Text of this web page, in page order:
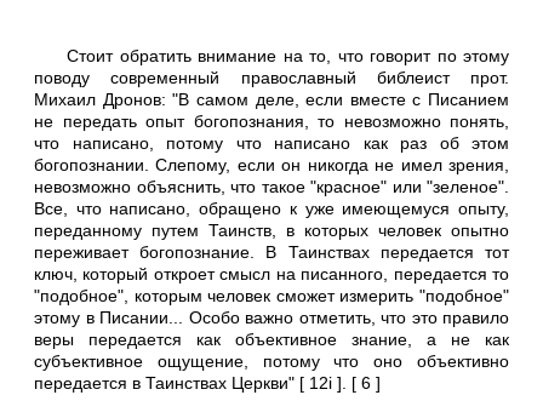
Стоит обратить внимание на то, что говорит по этому
поводу современный православный библеист прот.
Михаил Дронов: "В самом деле, если вместе с Писанием
не передать опыт богопознания, то невозможно понять,
что написано, потому что написано как раз об этом
богопознании. Слепому, если он никогда не имел зрения,
невозможно объяснить, что такое "красное" или "зеленое".
Все, что написано, обращено к уже имеющемуся опыту,
переданному путем Таинств, в которых человек опытно
переживает богопознание. В Таинствах передается тот
ключ, который откроет смысл на писанного, передается то
"подобное", которым человек сможет измерить "подобное"
этому в Писании... Особо важно отметить, что это правило
веры передается как объективное знание, а не как
субъективное ощущение, потому что оно объективно
передается в Таинствах Церкви" [ 12i ]. [ 6 ]